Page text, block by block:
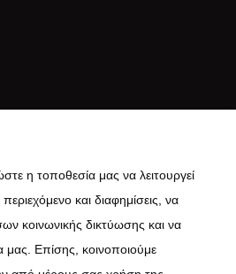
η τοποθεσία μας να λειτουργεί
και διαφημίσεις, να
κοινωνικής δικτύωσης και να
μας. Επίσης, κοινοποιούμε